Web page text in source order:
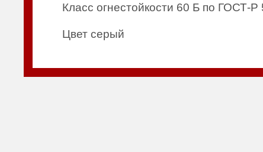
Класс огнестойкости 60 Б по ГОСТ-Р
Цвет серый